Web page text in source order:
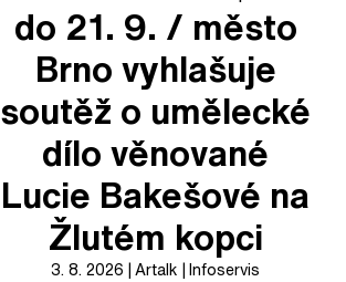
do 21. 9. / město
Brno vyhlašuje
soutěž o umělecké
dílo věnované
Lucie Bakešové na
Žlutém kopci
3. 8. 2026 Artalk Infoservis